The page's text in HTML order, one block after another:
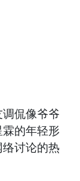
侃像爷爷
的年轻形
讨论的热